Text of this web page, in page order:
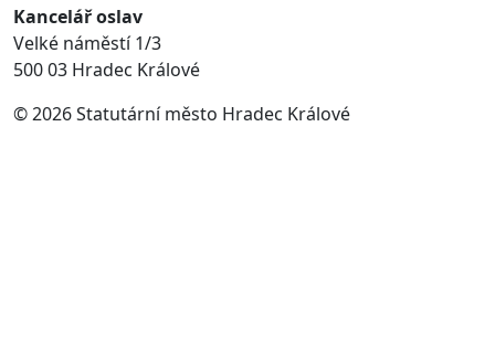
Kancelář oslav
Velké náměstí 1/3
500 03 Hradec Králové
© 2026 Statutární město Hradec Králové